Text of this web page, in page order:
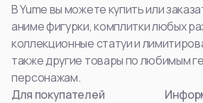
В Yume вы можете купить или
аниме фигурки, комплитки любых
коллекционные статуи и
также другие товары по любимым
персонажам.
Для покупателей